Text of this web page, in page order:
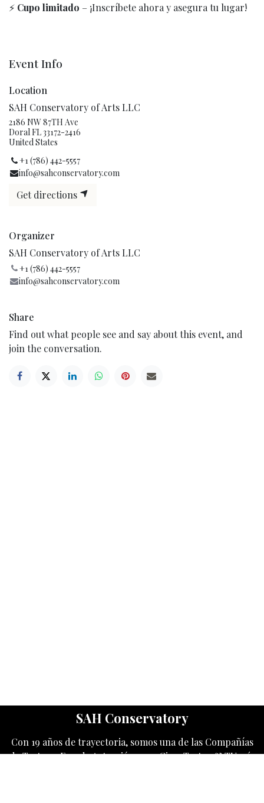
⚡ Cupo limitado – ¡Inscríbete ahora y asegura tu lugar!
Event Info
Location
SAH Conservatory of Arts LLC
2186 NW 87TH Ave
Doral FL 33172-2416
United States
+1 (786) 442-5557
info@sahconservatory.com
Get directions
Organizer
SAH Conservatory of Arts LLC
+1 (786) 442-5557
info@sahconservatory.com
Share
Find out what people see and say about this event, and
join the conversation.
SAH Conservatory
Con 19 años de trayectoria, somos una de las Compañías
de Teatro y Esc. de Actuación para Cine, Teatro & TV más